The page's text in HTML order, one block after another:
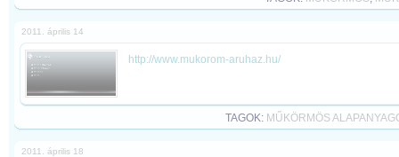
2011. április 14
http://www.mukorom-aruhaz.hu/
TAGOK: MŰKÖRMÖS
2011. április 18